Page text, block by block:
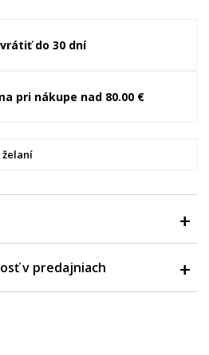
do 30 dní
pri nákupe nad 80.00 €
želaní
v predajniach